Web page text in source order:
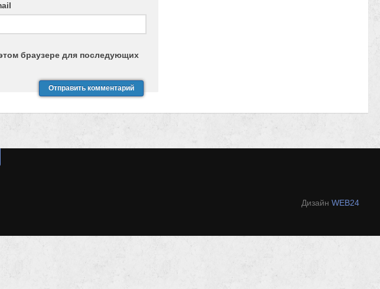
браузере для последующих
Дизайн WEB24